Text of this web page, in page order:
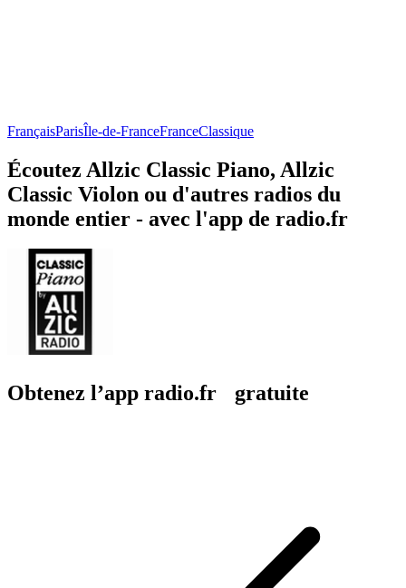
FrançaisParisÎle-de-FranceFranceClassique
Écoutez Allzic Classic Piano, Allzic
Classic Violon ou d'autres radios du
monde entier - avec l'app de radio.fr
Obtenez l’app radio.fr gratuite